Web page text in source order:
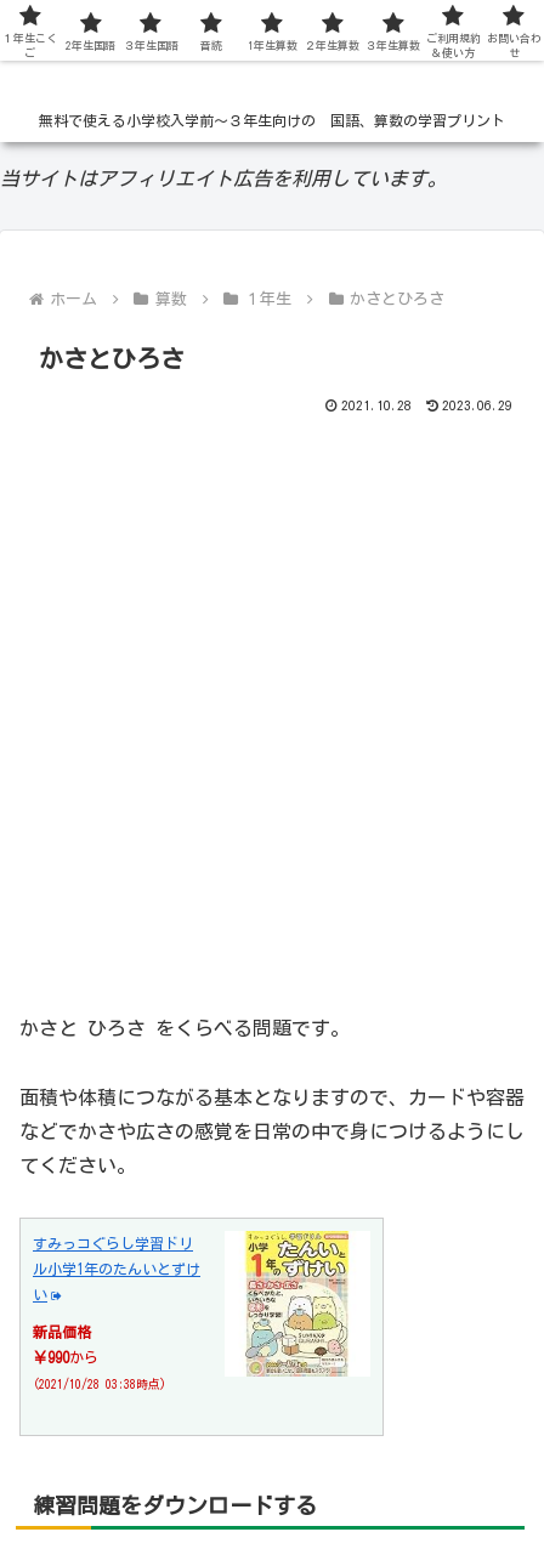
低学年の無料学習ドリル
無料で使える小学校入学前〜３年生向けの 国語、算数の学習プリント
当サイトはアフィリエイト広告を利用しています。
ホーム 算数 １年生 かさとひろさ
かさとひろさ
2021.10.28 2023.06.29
かさと ひろさ をくらべる問題です。
面積や体積につながる基本となりますので、カードや容器
などでかさや広さの感覚を日常の中で身につけるようにし
てください。
すみっコぐらし学習ドリ
ル小学1年のたんいとずけ
い
新品価格
￥990から
(2021/10/28 03:38時点)
練習問題をダウンロードする
１年生こく
ご
2年生国語 ３年生国語 音読 1年生算数 ２年生算数 ３年生算数
ご利用規約
＆使い方
お問い合わ
せ